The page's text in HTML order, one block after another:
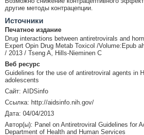
другие методы контрацепции.
Источники
Печатное издание
Drug interactions between antiretrovirals and
Expert Opin Drug Metab Toxicol /Volume:Epub
/ 2013 / Tseng A, Hills-Nieminen C
Веб ресурс
Guidelines for the use of antiretroviral agents in
adolescents
Сайт: AIDSinfo
Ссылка: http://aidsinfo.nih.gov/
Дата: 04/04/2013
Автор(ы): Panel on Antiretroviral Guidelines for
Department of Health and Human Services